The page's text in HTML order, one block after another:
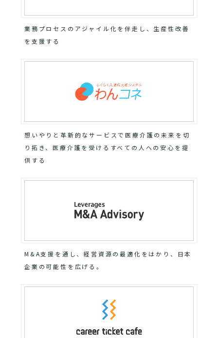
業務プロセスのアジャイル化を伴走し、生産性改善
を支援する
想いやりと革新的なサービスで医療介護の未来を切
り拓き、医療介護を受けるすべての人への安心を提
供する
M&A支援を通し、経営資源の最適化をはかり、日本
企業の可能性を広げる。